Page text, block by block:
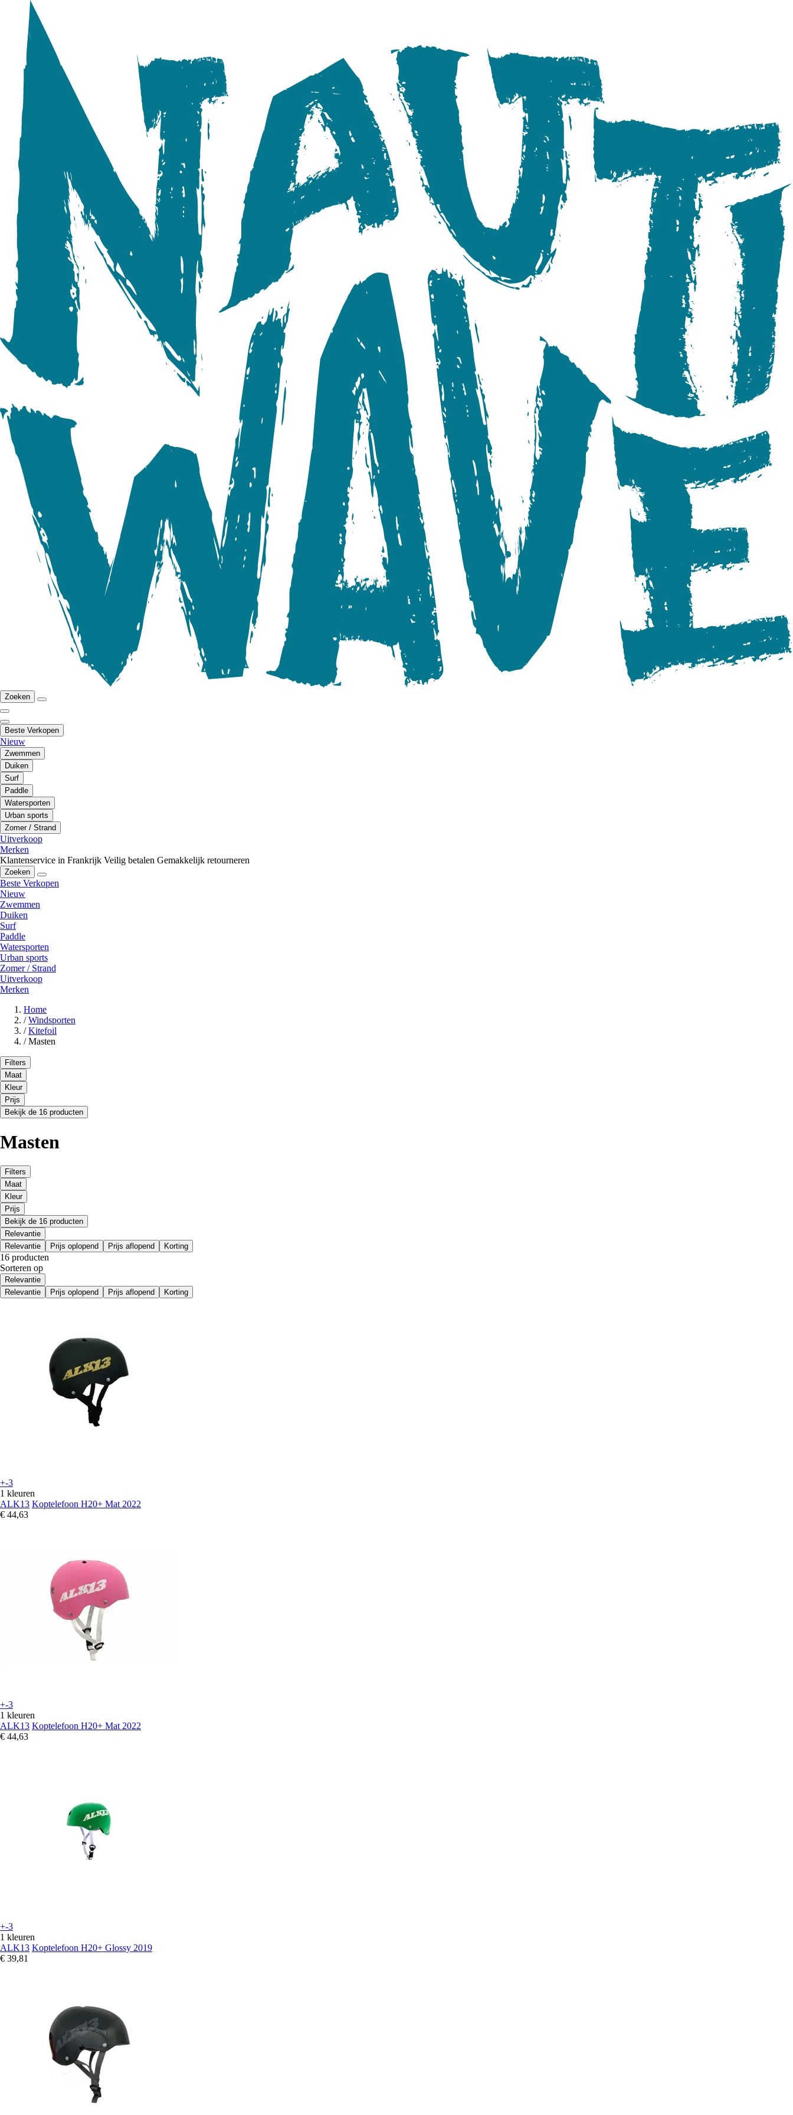
Zoeken
Beste Verkopen
Nieuw
Zwemmen
Duiken
Surf
Paddle
Watersporten
Urban sports
Zomer / Strand
Uitverkoop
Merken
Klantenservice in Frankrijk Veilig betalen Gemakkelijk retourneren
Zoeken
Beste Verkopen
Nieuw
Zwemmen
Duiken
Surf
Paddle
Watersporten
Urban sports
Zomer / Strand
Uitverkoop
Merken
Home
/ Windsporten
/ Kitefoil
/ Masten
Filters
Maat
Kleur
Prijs
Bekijk de 16 producten
Masten
Filters
Maat
Kleur
Prijs
Bekijk de 16 producten
Relevantie
Relevantie
Prijs oplopend Prijs aflopend Korting
16 producten
Sorteren op
Relevantie
Relevantie
Prijs oplopend Prijs aflopend Korting
+-3
1 kleuren
ALK13 Koptelefoon H20+ Mat 2022
€ 44,63
+-3
1 kleuren
ALK13 Koptelefoon H20+ Mat 2022
€ 44,63
+-3
1 kleuren
ALK13 Koptelefoon H20+ Glossy 2019
€ 39,81